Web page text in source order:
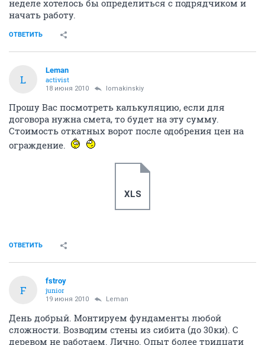
неделе хотелось бы определиться с подрядчиком и
начать работу.
ОТВЕТИТЬ
L
Leman
activist
18 июня 2010 lomakinskiy
Прошу Вас посмотреть калькуляцию, если для
договора нужна смета, то будет на эту сумму.
Стоимость откатных ворот после одобрения цен на
ограждение.
XLS
ОТВЕТИТЬ
F
fstroy
junior
19 июня 2010 Leman
День добрый. Монтируем фундаменты любой
сложности. Возводим стены из сибита (до 30ки). С
деревом не работаем. Лично. Опыт более тридцати